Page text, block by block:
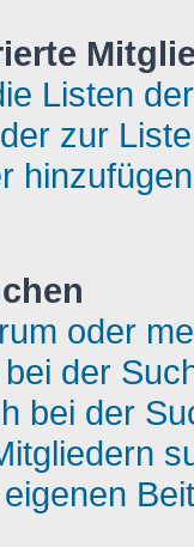
Listen
zur
oder
der
bei der